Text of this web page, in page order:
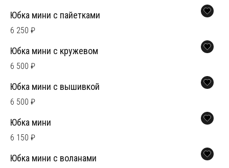
Юбка мини с пайетками
6 250 ₽
Юбка мини с кружевом
6 500 ₽
Юбка мини с вышивкой
6 500 ₽
Юбка мини
6 150 ₽
Юбка мини с воланами